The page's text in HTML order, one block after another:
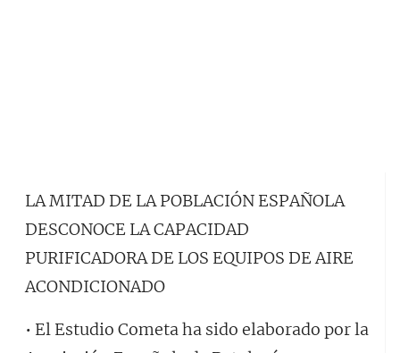
LA MITAD DE LA POBLACIÓN ESPAÑOLA
DESCONOCE LA CAPACIDAD
PURIFICADORA DE LOS EQUIPOS DE AIRE
ACONDICIONADO
• El Estudio Cometa ha sido elaborado por la